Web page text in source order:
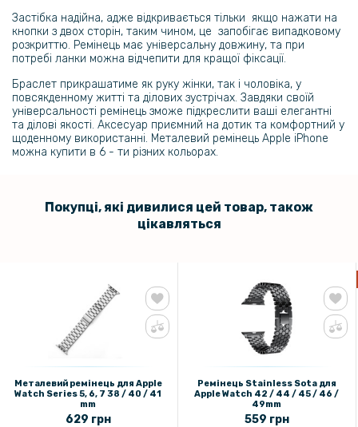
Протиударна гідрогелева плівка Hydrogel Film для ZTE Blade A71,
Transparent
143 грн
179 грн
Чохол із захисним склом Protective Cover with Glass для Apple
Watch 42mm
Ремінець Color Transparent для Apple Watch 44mm + Protect Case,
239 грн
299 грн
Гідрогелева плівка iNobi Matte для Apple iPhone XR, Матова
Протиударна гідрогелева плівка Hydrogel Film для Apple Watch
Series 8 45 mm 3 шт, Transparent
Застібка надійна, адже відкривається тільки якщо нажати на
кнопки з двох сторін, таким чином, це запобігає випадковому
розкриттю. Ремінець має універсальну довжину, та при
потребі ланки можна відчепити для кращої фіксації.
Браслет прикрашатиме як руку жінки, так і чоловіка, у
повсякденному житті та ділових зустрічах. Завдяки своїй
універсальності ремінець зможе підкреслити ваші елегантні
та ділові якості. Аксесуар приємний на дотик та комфортний у
щоденному використанні. Металевий ремінець Apple iPhone
можна купити в 6 - ти різних кольорах.
Покупці, які дивилися цей товар, також
цікавляться
Металевий ремінець для Apple
Watch Series 5, 6, 7 38 / 40 / 41
mm
629 грн
Ремінець Stainless Sota для
Apple Watch 42 / 44 / 45 / 46 /
49mm
559 грн